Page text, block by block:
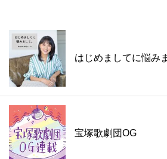
はじめましてに悩み
宝塚歌劇団OG